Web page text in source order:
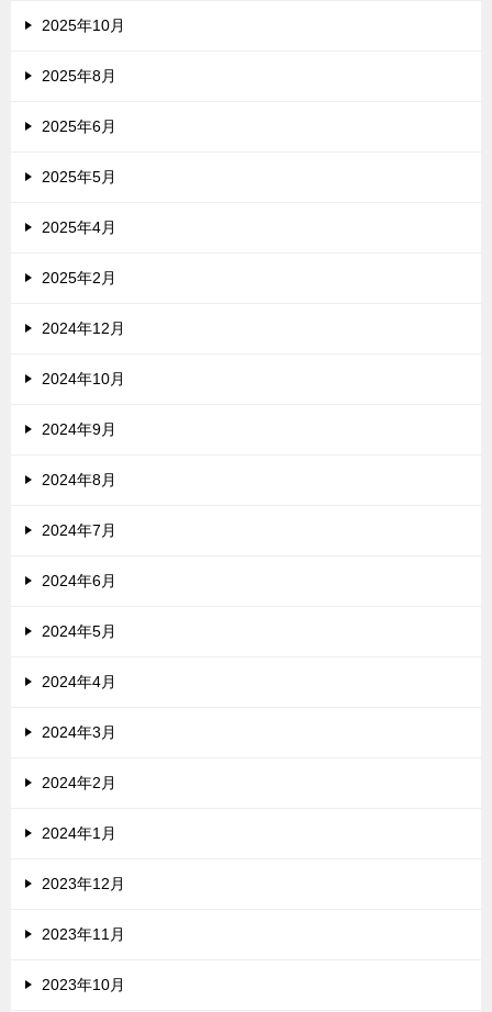
2025年10月
2025年8月
2025年6月
2025年5月
2025年4月
2025年2月
2024年12月
2024年10月
2024年9月
2024年8月
2024年7月
2024年6月
2024年5月
2024年4月
2024年3月
2024年2月
2024年1月
2023年12月
2023年11月
2023年10月